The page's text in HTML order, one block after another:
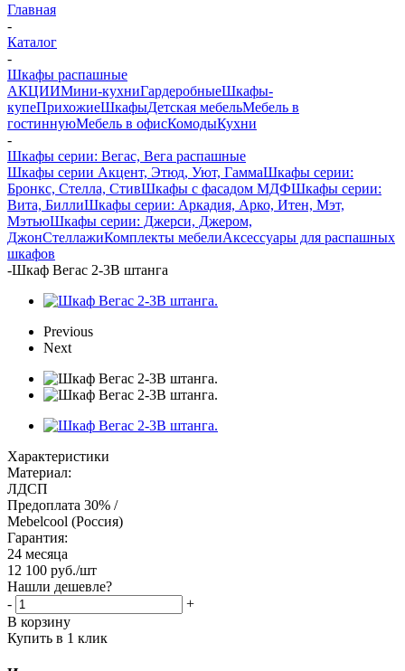
Главная
-
Каталог
-
Шкафы распашные
АКЦИИМини-кухниГардеробныеШкафы-
купеПрихожиеШкафыДетская мебельМебель в
гостиннуюМебель в офисКомодыКухни
-
Шкафы серии: Вегас, Вега распашные
Шкафы серии Акцент, Этюд, Уют, ГаммаШкафы серии:
Бронкс, Стелла, СтивШкафы с фасадом МДФШкафы серии:
Вита, БиллиШкафы серии: Аркадия, Арко, Итен, Мэт,
МэтьюШкафы серии: Джерси, Джером,
ДжонСтеллажиКомплекты мебелиАксессуары для распашных
шкафов
-Шкаф Вегас 2-3В штанга
Previous
Next
Характеристики
Материал:
ЛДСП
Предоплата 30% /
Mebelcool (Россия)
Гарантия:
24 месяца
12 100 руб./шт
Нашли дешевле?
-
+
В корзину
Купить в 1 клик